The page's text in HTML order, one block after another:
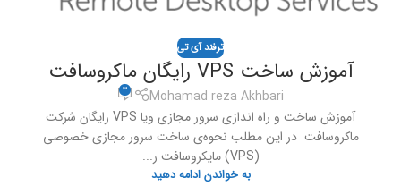
ترفند آی تی
آموزش ساخت VPS رایگان ماکروسافت
Mohamad reza Akhbari
3
آموزش ساخت و راه اندازی سرور مجازی ویا VPS رایگان شرکت
ماکروسافت در این مطلب نحوه‌ی ساخت سرور مجازی خصوصی
(VPS) مایکروسافت ر...
به خواندن ادامه دهید